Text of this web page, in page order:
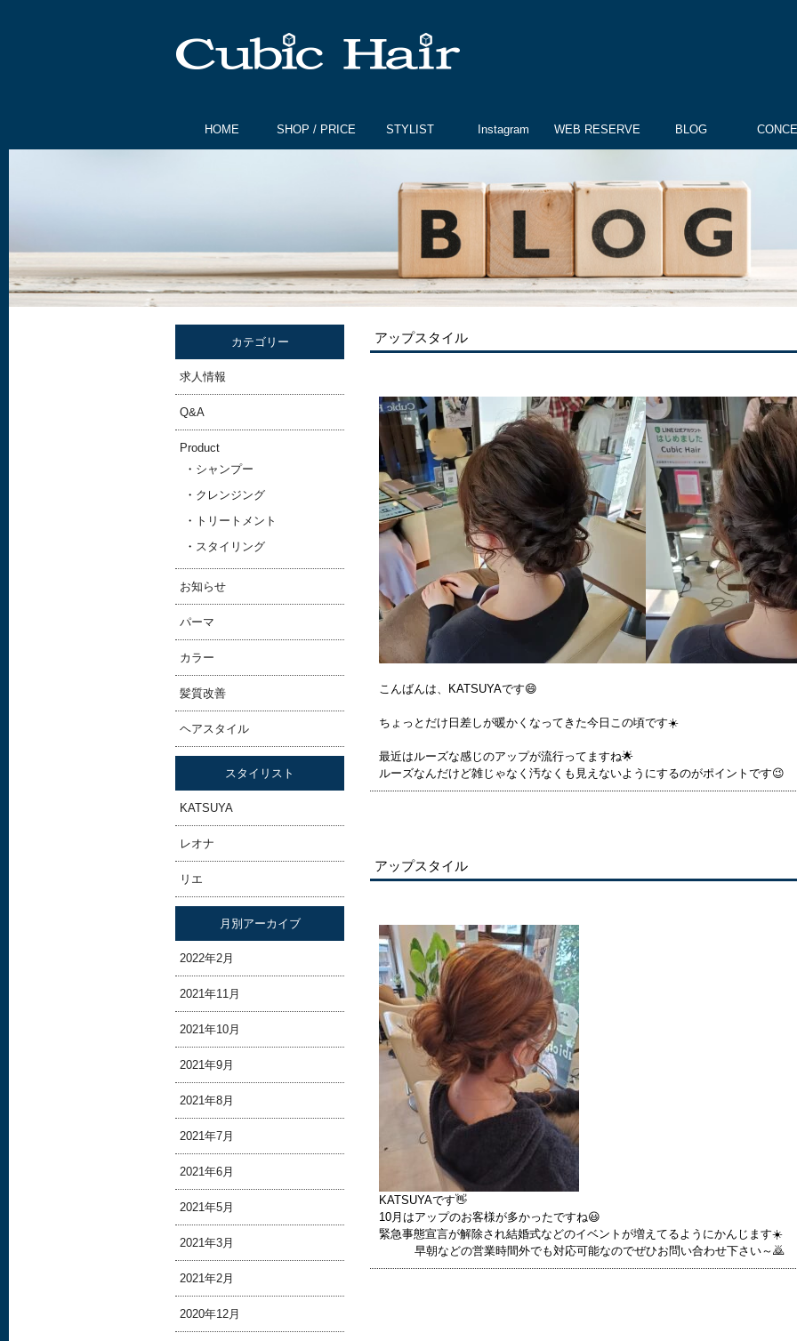
HOME SHOP / PRICE STYLIST Instagram WEB RESERVE BLOG
アップスタイル
こんばんは、KATSUYAです😄
ちょっとだけ日差しが暖かくなってきた今日この頃です☀️
最近はルーズな感じのアップが流行ってますね🌟
ルーズなんだけど雑じゃなく汚なくも見えないようにするのがポイントです😉
アップスタイル
KATSUYAです👋
10月はアップのお客様が多かったですね😃
緊急事態宣言が解除され結婚式などのイベントが増えてるようにかんじます☀️
早朝などの営業時間外でも対応可能なのでぜひお問い合わせ下さい～🙇
カテゴリー
求人情報
Q&A
Product
シャンプー
クレンジング
トリートメント
スタイリング
お知らせ
パーマ
カラー
髪質改善
ヘアスタイル
スタイリスト
KATSUYA
レオナ
リエ
月別アーカイブ
2022年2月
2021年11月
2021年10月
2021年9月
2021年8月
2021年7月
2021年6月
2021年5月
2021年3月
2021年2月
2020年12月